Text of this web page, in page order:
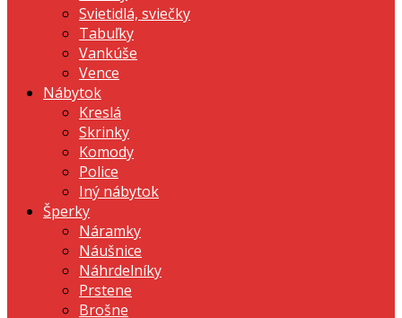
Svietidlá, sviečky
Tabuľky
Vankúše
Vence
Nábytok
Kreslá
Skrinky
Komody
Police
Iný nábytok
Šperky
Náramky
Náušnice
Náhrdelníky
Prstene
Brošne